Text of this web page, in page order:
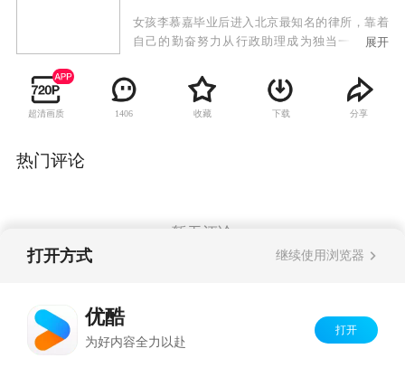
女孩李慕嘉毕业后进入北京最知名的律所，靠着
自己的勤奋努力从行政助理成为独当一面的律
感情也几经波折；闺蜜田蓉毕业求职未果，误打
误撞成为房产中介，与北京男孩李万兵仓促结
婚，在婚后职业和感情都遭受了巨大考验；两人
展开
超清画质 1406 收藏 下载 分享
热门评论
暂无评论
打开方式 继续使用浏览器
优酷
为好内容全力以赴
打开